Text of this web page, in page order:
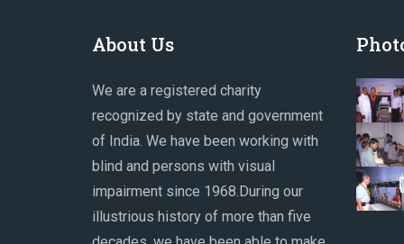
About Us
We are a registered charity
recognized by state and government
of India. We have been working with
blind and persons with visual
impairment since 1968.During our
illustrious history of more than five